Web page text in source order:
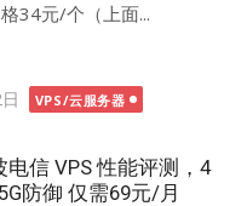
34元/个（上面...
VPS/云服务器
电信 VPS 性能评测，4
防御 仅需69元/月